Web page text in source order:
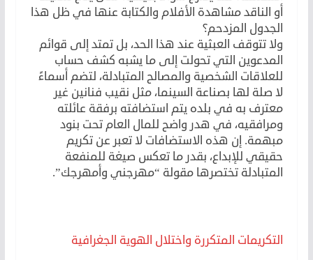
أو الناقد مشاهدة الأفلام والكتابة عنها في ظل هذا
الجدول المزدحم؟
ولا تتوقف العبثية عند هذا الحد، بل تمتد إلى قوائم
المدعوين التي تحولت إلى ما يشبه كشف حساب
للعلاقات الشخصية والمصالح المتبادلة، لتضم أسماءً
لا صلة لها بصناعة السينما، مثل نقيب فنانين غير
معترف به في بلده يتم استضافته برفقة عائلته
ومرافقيه، في هدر واضح للمال العام تحت بنود
مبهمة. إن هذه الاستضافات لا تعبر عن تكريم
حقيقي للإبداع، بقدر ما تعكس صيغة للمنفعة
المتبادلة تختصرها مقولة “مهرجني وأمهرجك”.
التكريمات المتكررة واختلال الهوية الجغرافية